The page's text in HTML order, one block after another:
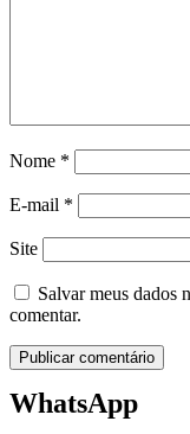
Nome *
E-mail *
Site
Salvar meus dados
comentar.
WhatsApp